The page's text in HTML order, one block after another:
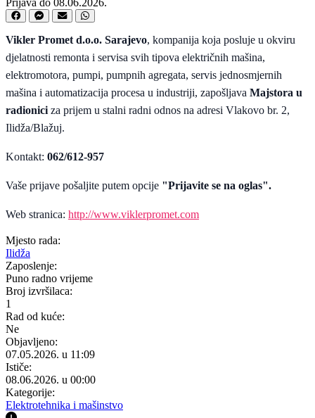
Prijava do 08.06.2026.
Vikler Promet d.o.o. Sarajevo, kompanija koja posluje u okviru
djelatnosti remonta i servisa svih tipova električnih mašina,
elektromotora, pumpi, pumpnih agregata, servis jednosmjernih
mašina i automatizacija procesa u industriji, zapošljava Majstora u
radionici za prijem u stalni radni odnos na adresi Vlakovo br. 2,
Ilidža/Blažuj.
Kontakt: 062/612-957
Vaše prijave pošaljite putem opcije "Prijavite se na oglas".
Web stranica: http://www.viklerpromet.com
Mjesto rada:
Ilidža
Zaposlenje:
Puno radno vrijeme
Broj izvršilaca:
1
Rad od kuće:
Ne
Objavljeno:
07.05.2026. u 11:09
Ističe:
08.06.2026. u 00:00
Kategorije:
Elektrotehnika i mašinstvo